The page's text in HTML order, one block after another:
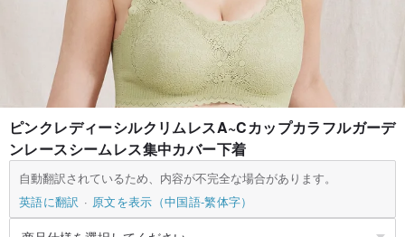
ピンクレディーシルクリムレスA~Cカップカラフルガーデ
ンレースシームレス集中カバー下着
自動翻訳されているため、内容が不完全な場合があります。
英語に翻訳
原文を表示（中国語-繁体字）